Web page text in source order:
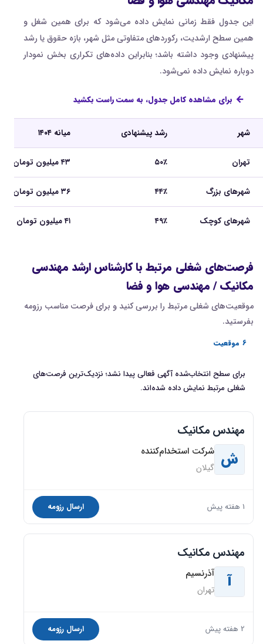
این جدول فقط زمانی نمایش داده می‌شود که برای همین شغل و
همین سطح ارشدیت، رکوردهای متفاوتی مثل شهر، بازه حقوق یا رشد
پیشنهادی وجود داشته باشد؛ بنابراین داده‌های تکراری بخش نمودار
دوباره نمایش داده نمی‌شود.
برای مشاهده کامل جدول، به سمت راست بکشید
شهر رشد پیشنهادی میانه ۱۴۰۴
تهران ۵۰٪ ۴۳ میلیون تومان
شهرهای بزرگ ۴۴٪ ۳۶ میلیون تومان
شهرهای کوچک ۴۹٪ ۴۱ میلیون تومان
فرصت‌های شغلی مرتبط با کارشناس ارشد مهندسی
مکانیک / مهندسی هوا و فضا
موقعیت‌های شغلی مرتبط را بررسی کنید و برای فرصت مناسب رزومه
بفرستید.
6 موقعیت
برای سطح انتخاب‌شده آگهی فعالی پیدا نشد؛ نزدیک‌ترین فرصت‌های
شغلی مرتبط نمایش داده شده‌اند.
مهندس مکانیک
ش شرکت استخدام‌کننده
گیلان
1 هفته پیش ارسال رزومه
مهندس مکانیک
آ آذرنسیم
تهران
2 هفته پیش ارسال رزومه